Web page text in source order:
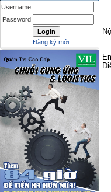
Username
Password
Đăng ký mới